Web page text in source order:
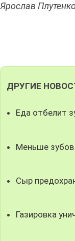
Ярослав
ДРУГИЕ
Еда отбелит
Меньше
Сыр
Газировка